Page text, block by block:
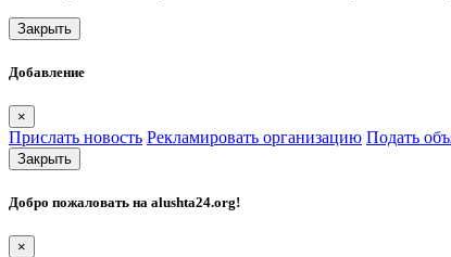
Закрыть
Добавление
×
Прислать новость Рекламировать организацию Подать
Закрыть
Добро пожаловать на alushta24.org!
×